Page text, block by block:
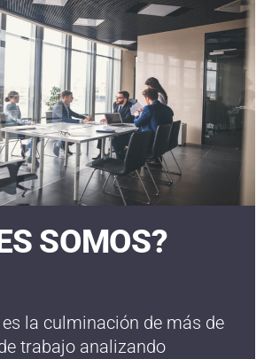
SOMOS?
es la culminación de más de
trabajo analizando